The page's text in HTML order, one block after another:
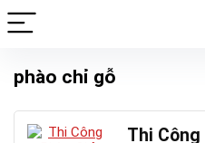
phào chỉ gỗ
Thi Công